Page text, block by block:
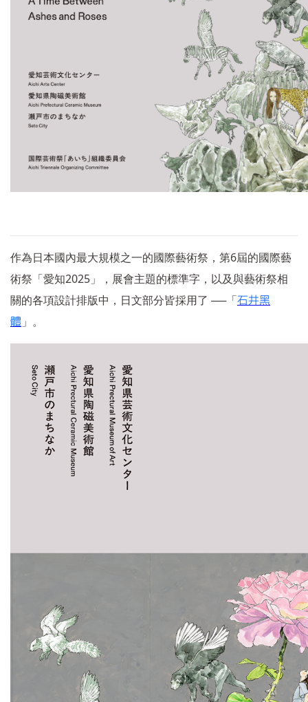
作為日本國內最大規模之一的國際藝術祭，第6屆的國際藝
術祭「愛知2025 」，展會主題的標準字，以及與藝術祭相
關的各項設計排版中，日文部分皆採用了 ──「 石井黑
體 」。